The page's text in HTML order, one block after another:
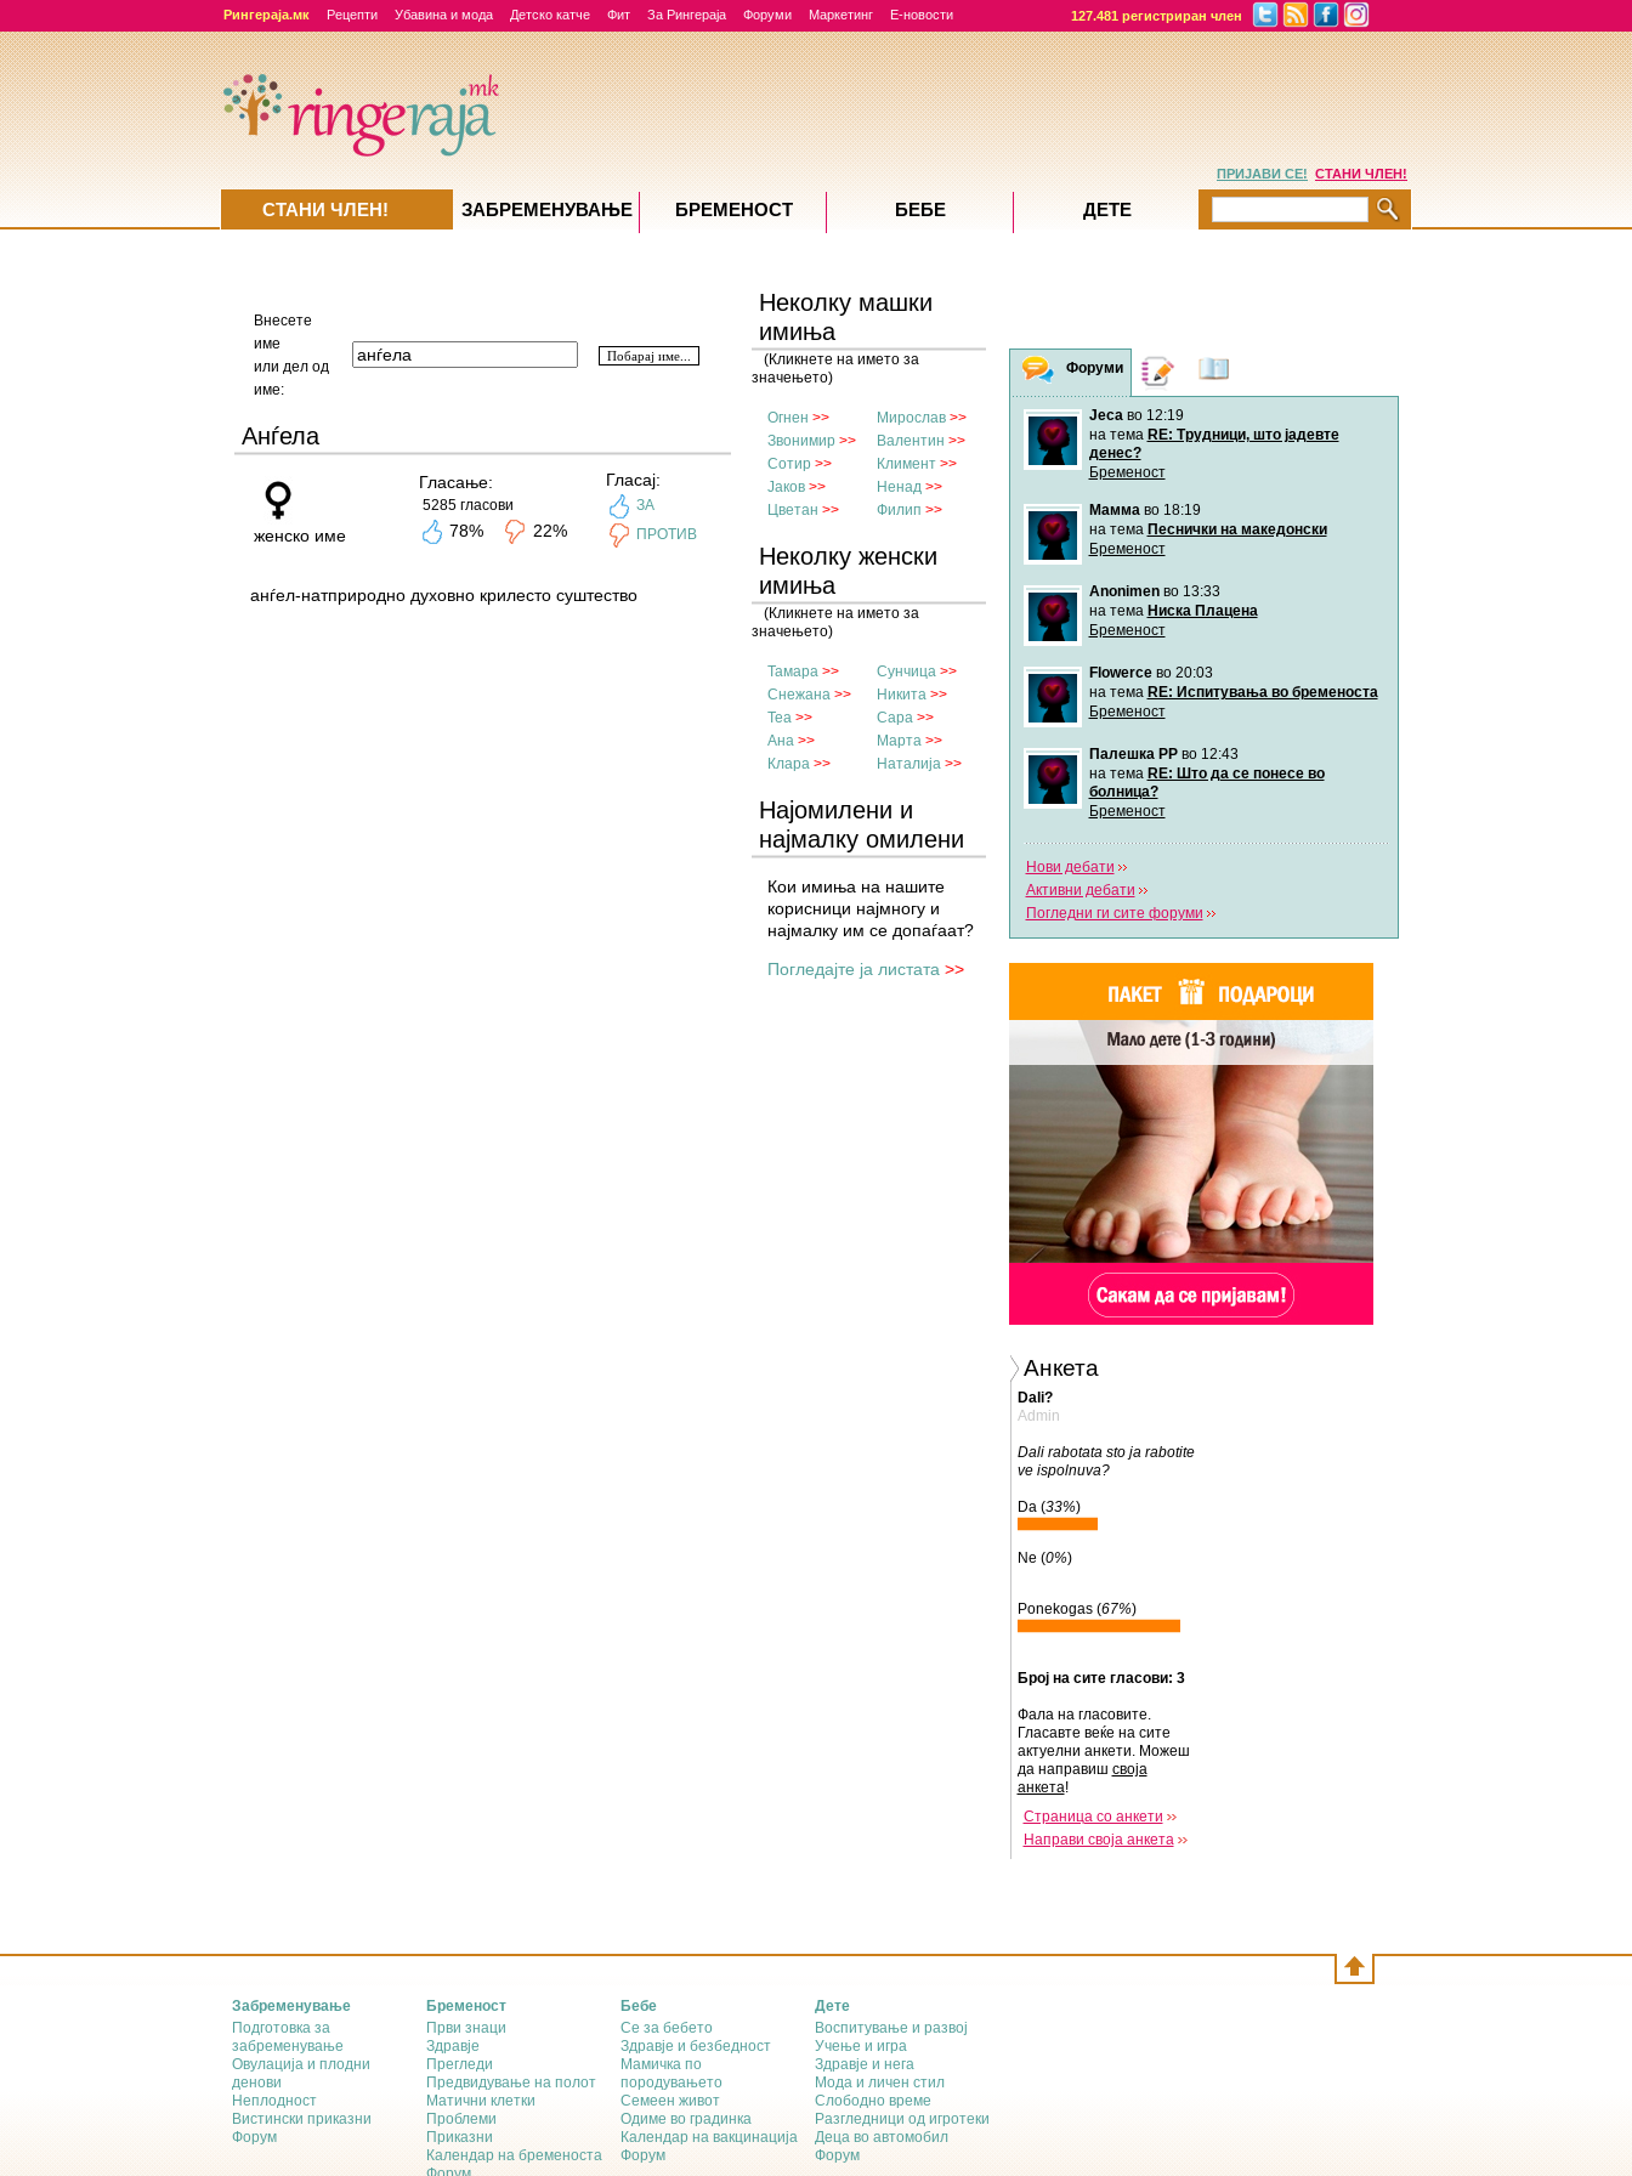
Рингераја.мк Рецепти Убавина и мода Детско катче Фит За Рингераја Форуми Маркетинг Е-новости 127.481 регистриран член
Внесете
име
или дел од
име:
Анѓела
женско име
Гласање:
5285 гласови
78% 22%
Гласај:
ЗА
ПРОТИВ
анѓел-натприродно духовно крилесто суштество
Неколку машки
имиња
(Кликнете на името за
значењето)
Огнен >> Мирослав >>
Звонимир >> Валентин >>
Сотир >> Климент >>
Јаков >> Ненад >>
Цветан >> Филип >>
Неколку женски
имиња
(Кликнете на името за
значењето)
Тамара >> Сунчица >>
Снежана >> Никита >>
Теа >> Сара >>
Ана >> Марта >>
Клара >> Наталија >>
Најомилени и
најмалку омилени
Кои имиња на нашите
корисници најмногу и
најмалку им се допаѓаат?
Погледајте ја листата >>
Форуми Дневници
Jecaво 12:19
на тема RE: Трудници, што јадевте
денес?
Бременост
Маммаво 18:19
на тема Песнички на македонски
Бременост
Anonimenво 13:33
на тема Ниска Плацена
Бременост
Flowerceво 20:03
на тема RE: Испитувања во бременоста
Бременост
Палешка РРво 12:43
на тема RE: Што да се понесе во
болница?
Бременост
Нови дебати
Активни дебати
Погледни ги сите форуми
Анкета
Dali?
Admin
Dali rabotata sto ja rabotite
ve ispolnuva?
Da (33%)
Ne (0%)
Ponekogas (67%)
Број на сите гласови: 3
Фала на гласовите.
Гласавте веќе на сите
актуелни анкети. Можеш
да направиш своја
анкета!
Страница со анкети
Направи своја анкета
ПРИЈАВИ СЕ! СТАНИ ЧЛЕН!
СТАНИ ЧЛЕН! ЗАБРЕМЕНУВАЊE БРЕМЕНОСТ БЕБЕ ДЕТЕ
Забременување
Подготовка за
забременување
Овулација и плодни
денови
Неплодност
Вистински приказни
Форум
Бременост
Први знаци
Здравје
Прегледи
Предвидување на полот
Матични клетки
Проблеми
Приказни
Календар на бременоста
Бебе
Се за бебето
Здравје и безбедност
Мамичка по
породувањето
Семеен живот
Одиме во градинка
Календар на вакцинација
Форум
Дете
Воспитување и развој
Учење и игра
Здравје и нега
Мода и личен стил
Слободно време
Разгледници од игротеки
Деца во автомобил
Форум